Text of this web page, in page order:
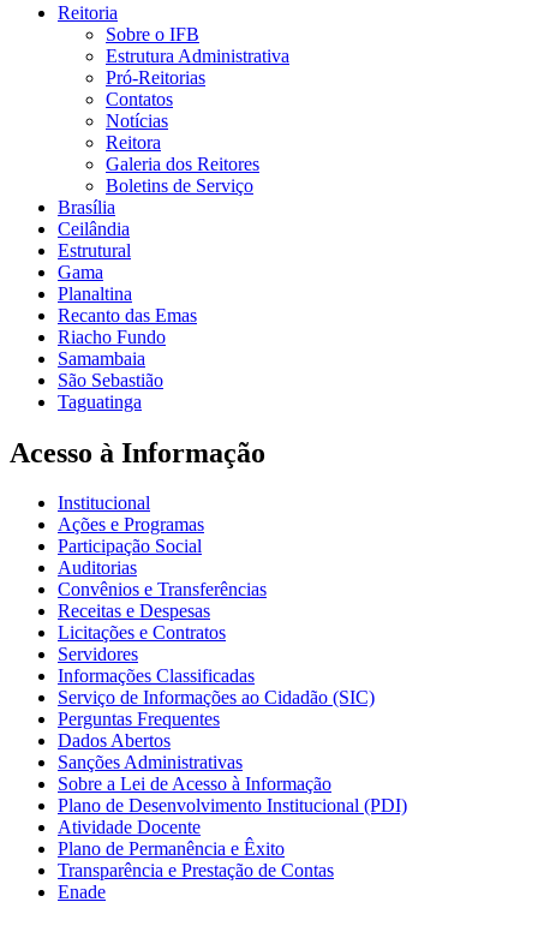
Reitoria
Sobre o IFB
Estrutura Administrativa
Pró-Reitorias
Contatos
Notícias
Reitora
Galeria dos Reitores
Boletins de Serviço
Brasília
Ceilândia
Estrutural
Gama
Planaltina
Recanto das Emas
Riacho Fundo
Samambaia
São Sebastião
Taguatinga
Acesso à Informação
Institucional
Ações e Programas
Participação Social
Auditorias
Convênios e Transferências
Receitas e Despesas
Licitações e Contratos
Servidores
Informações Classificadas
Serviço de Informações ao Cidadão (SIC)
Perguntas Frequentes
Dados Abertos
Sanções Administrativas
Sobre a Lei de Acesso à Informação
Plano de Desenvolvimento Institucional (PDI)
Atividade Docente
Plano de Permanência e Êxito
Transparência e Prestação de Contas
Enade